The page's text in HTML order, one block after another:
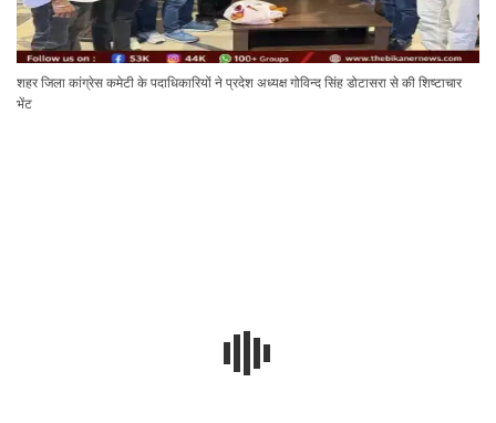
शहर जिला कांग्रेस कमेटी के पदाधिकारियों ने प्रदेश अध्यक्ष गोविन्द सिंह डोटासरा से की शिष्टाचार
भेंट